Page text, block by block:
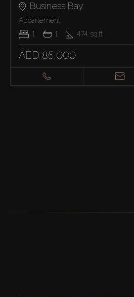
Business Bay
Appartement
1
1 474 sq.ft
AED 85,000